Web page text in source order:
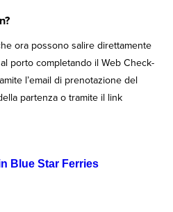
ora possono salire direttamente
porto completando il Web Check-
l’email di prenotazione del
partenza o tramite il link
Blue Star Ferries